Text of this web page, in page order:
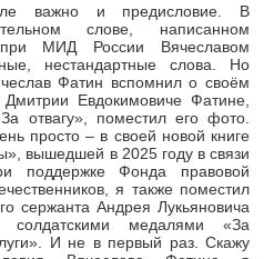
важно и предисловие. В
слове, написанном
при МИД России Вячеславом
нестандартные слова. Но
Фатин вспомнил о своём
Евдокимовиче Фатине,
отвагу», поместил его фото.
просто – в своей новой книге
вышедшей в 2025 году в связи
поддержке Фонда правовой
я также поместил
сержанта Андрея Лукьяновича
солдатскими медалями «За
И не в первый раз. Скажу